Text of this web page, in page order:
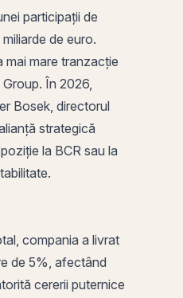
participații de
de euro.
mai mare tranzacție
În 2026,
Bosek, directorul
strategică
la BCR sau la
compania a livrat
de 5%, afectând
cererii puternice